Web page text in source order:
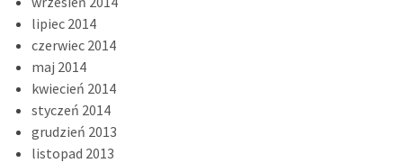
lipiec 2014
czerwiec 2014
maj 2014
kwiecień 2014
styczeń 2014
grudzień 2013
listopad 2013